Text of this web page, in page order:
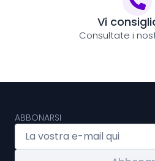
Vi
Consultate i
ABBONARSI